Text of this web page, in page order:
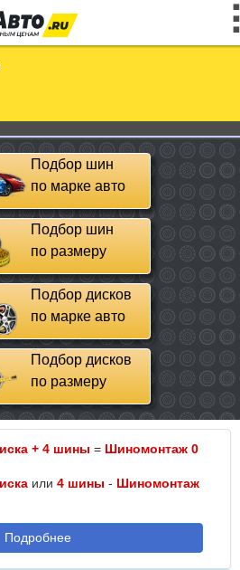
Подбор шин
по марке авто
Подбор шин
по размеру
Подбор дисков
по марке авто
Подбор дисков
по размеру
+ 4 шины = Шиномонтаж 0
или 4 шины - Шиномонтаж
Подробнее